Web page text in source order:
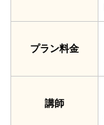
プラン料金
講師